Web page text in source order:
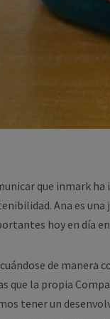
que inmark ha
Ana es
hoy en día
de manera
que la propia
tener un